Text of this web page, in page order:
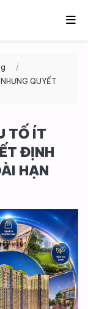
/
QUYẾT
TỐ ÍT
ĐỊNH
HẠN